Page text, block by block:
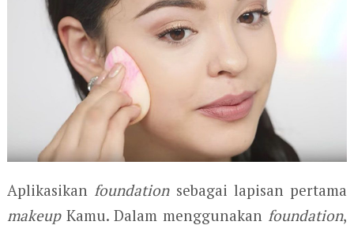
Aplikasikan foundationsebagai lapisan pertama
makeupKamu. Dalam menggunakan foundation,